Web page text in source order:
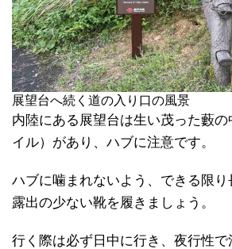
展望台へ続く道の入り口の風景
内陸にある展望台は生い茂った藪
イル）があり、ハブに注意です。
ハブに噛まれないよう、できる限り
露出の少ない靴を履きましょう。
行く際は必ず日中に行き、夜行性で